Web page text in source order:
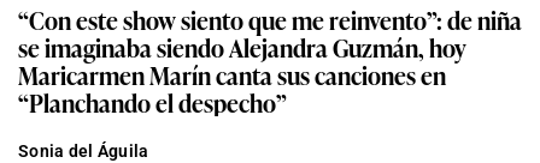
“Con este show siento que me reinvento”: de niña
se imaginaba siendo Alejandra Guzmán, hoy
Maricarmen Marín canta sus canciones en
“Planchando el despecho”
Sonia del Águila